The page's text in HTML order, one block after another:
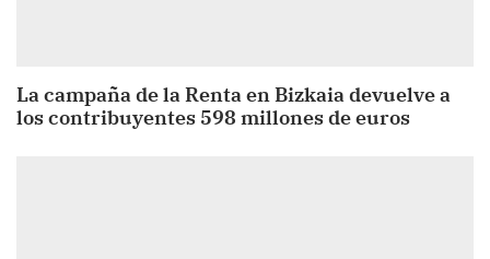
La campaña de la Renta en Bizkaia devuelve a
los contribuyentes 598 millones de euros